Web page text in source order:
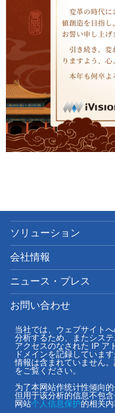
当社では、ウェブサイト
分析するため、またシス
アクセスのなされた IP ア
ドメインを記録していま
情報は含まれていません
をご覧ください。
为了本网站作统计性倾向
但用于该分析的信息不包
网站个人信息保护的相关内
ソリューション
会社情報
ニュース・プレス
お問い合わせ
サイト利用
+86-21-5108-
©Copyright 2009-2026
沪